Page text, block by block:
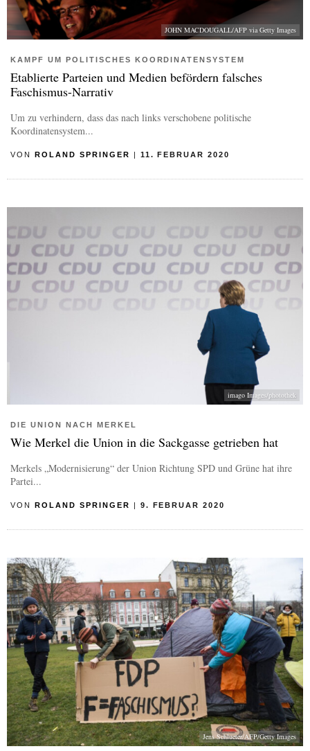
JOHN MACDOUGALL/AFP via Getty Images
KAMPF UM POLITISCHES KOORDINATENSYSTEM
Etablierte Parteien und Medien befördern falsches
Faschismus-Narrativ
Um zu verhindern, dass das nach links verschobene politische
Koordinatensystem...
VON ROLAND SPRINGER | 11. FEBRUAR 2020
imago Images/photothek
DIE UNION NACH MERKEL
Wie Merkel die Union in die Sackgasse getrieben hat
Merkels „Modernisierung“ der Union Richtung SPD und Grüne hat ihre
Partei...
VON ROLAND SPRINGER 9. FEBRUAR 2020
Jens Schlueter/AFP/Getty Images